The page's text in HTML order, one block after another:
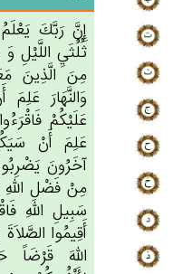
إِن‌َّ رَبَّك‌َ
ثُلُثَي‌ِ اللَّيْل‌ِ
مِن‌َ الَّذِين‌َ
وَالنَّهَارَ
عَلَيْكُم‌ْ
عَلِم‌َ أَنْ‌
آخَرُون‌َ
مِنْ‌ فَضْل‌ِ
سَبِيل‌ِ الله‌ِ
أَقِيمُوا
الله‌َ قَرْضَاً